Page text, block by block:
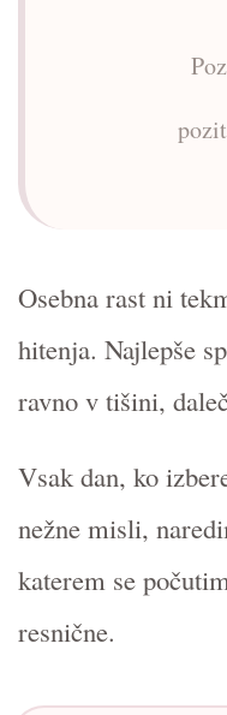
Osebna rast ni
hitenja. Najlepše
ravno v tišini,
Vsak dan, ko
nežne misli,
katerem se
resnične.